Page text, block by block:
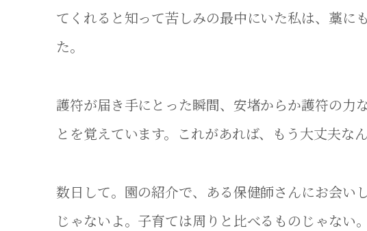
てくれると知って苦しみの最中にいた私は、藁に
た。
護符が届き手にとった瞬間、安堵からか護符の力
とを覚えています。これがあれば、もう大丈夫な
数日して。園の紹介で、ある保健師さんにお会い
じゃないよ。子育ては周りと比べるものじゃない